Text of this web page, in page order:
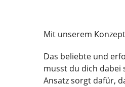
Mit unserem
Das beliebte und
musst du dich dabei
Ansatz sorgt dafür,